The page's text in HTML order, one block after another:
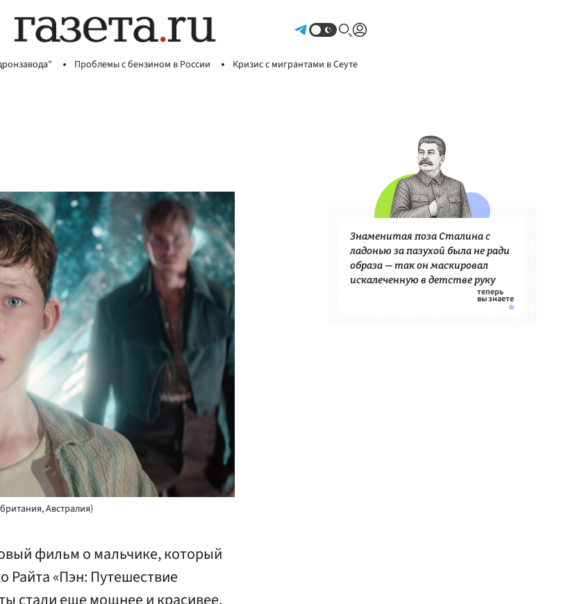
Проблемы с бензином в России Кризис с мигрантами в Сеуте
Австралия)
фильм о мальчике, который
Райта «Пэн: Путешествие
Знаменитая поза Сталина с
ладонью за пазухой была не ради
образа — так он маскировал
искалеченную в детстве руку